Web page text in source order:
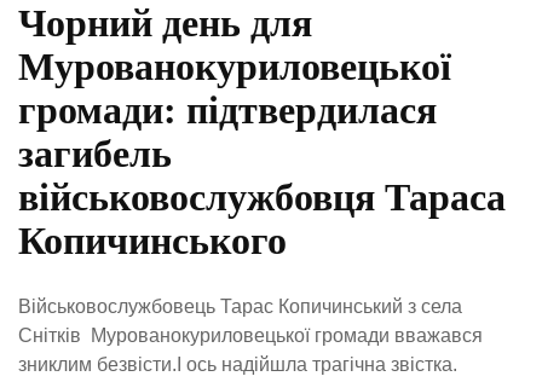
Чорний день для
Мурованокуриловецької
громади: підтвердилася
загибель
військовослужбовця Тараса
Копичинського
Військовослужбовець Тарас Копичинський з села
Снітків Мурованокуриловецької громади вважався
зниклим безвісти.І ось надійшла трагічна звістка.